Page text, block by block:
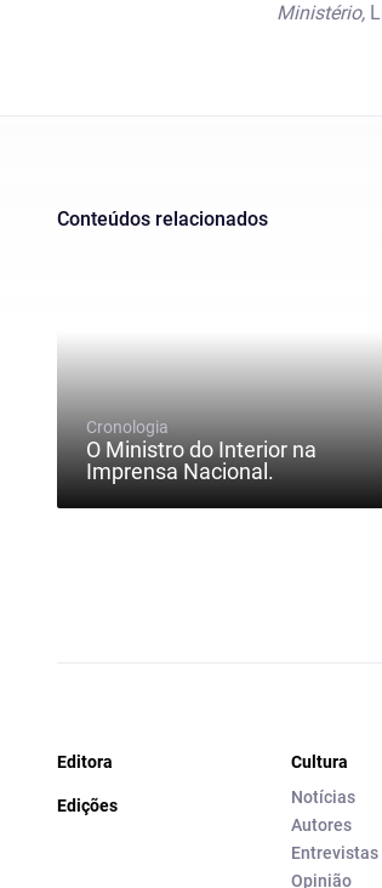
Ministério,
Conteúdos relacionados
Cronologia
O Ministro do Interior na
Imprensa Nacional.
Editora
Edições
Cultura
Notícias
Autores
Entrevistas
Opinião